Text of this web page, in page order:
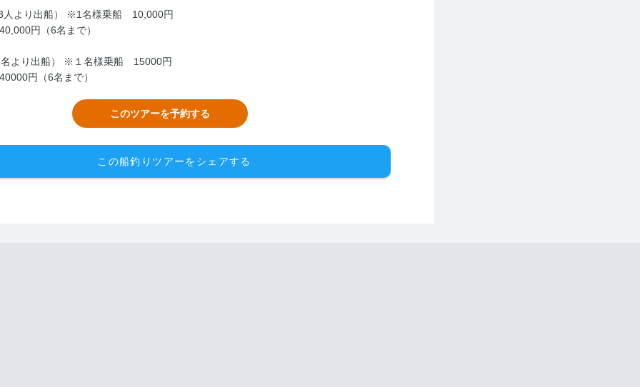
人より出船） ※1名様乗船 10,000円
円（6名まで）
名より出船） ※１名様乗船 15000円
円（6名まで）
このツアーを予約する
この船釣りツアーをシェアする